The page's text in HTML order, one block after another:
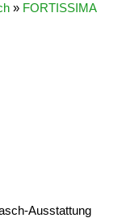
» FORTISSIMA
Ausstattung